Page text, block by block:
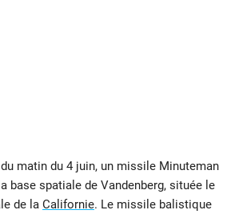
matin du 4 juin, un missile Minuteman
base spatiale de Vandenberg, située le
de la Californie. Le missile balistique